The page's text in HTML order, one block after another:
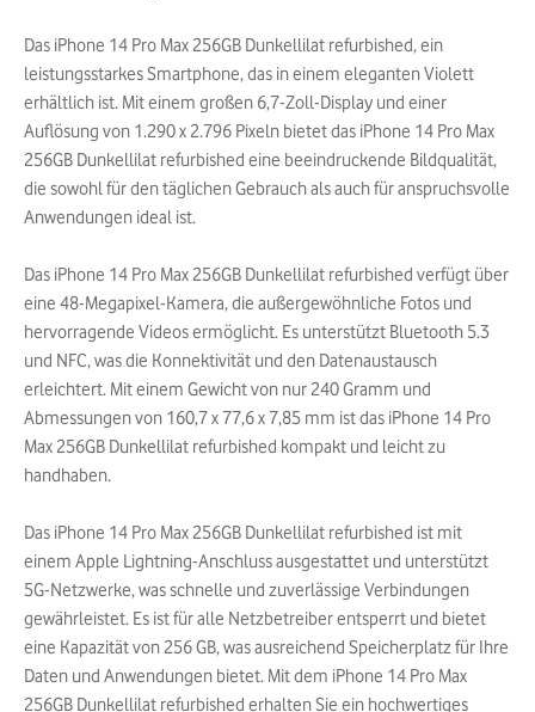
Das iPhone 14 Pro Max 256GB Dunkellilat refurbished, ein
leistungsstarkes Smartphone, das in einem eleganten Violett
erhältlich ist. Mit einem großen 6,7-Zoll-Display und einer
Auflösung von 1.290 x 2.796 Pixeln bietet das iPhone 14 Pro Max
256GB Dunkellilat refurbished eine beeindruckende Bildqualität,
die sowohl für den täglichen Gebrauch als auch für anspruchsvolle
Anwendungen ideal ist.
Das iPhone 14 Pro Max 256GB Dunkellilat refurbished verfügt über
eine 48-Megapixel-Kamera, die außergewöhnliche Fotos und
hervorragende Videos ermöglicht. Es unterstützt Bluetooth 5.3
und NFC, was die Konnektivität und den Datenaustausch
erleichtert. Mit einem Gewicht von nur 240 Gramm und
Abmessungen von 160,7 x 77,6 x 7,85 mm ist das iPhone 14 Pro
Max 256GB Dunkellilat refurbished kompakt und leicht zu
handhaben.
Das iPhone 14 Pro Max 256GB Dunkellilat refurbished ist mit
einem Apple Lightning-Anschluss ausgestattet und unterstützt
5G-Netzwerke, was schnelle und zuverlässige Verbindungen
gewährleistet. Es ist für alle Netzbetreiber entsperrt und bietet
eine Kapazität von 256 GB, was ausreichend Speicherplatz für Ihre
Daten und Anwendungen bietet. Mit dem iPhone 14 Pro Max
256GB Dunkellilat refurbished erhalten Sie ein hochwertiges